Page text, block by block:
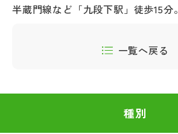
半蔵門線など「九段下駅」徒歩15分。
一覧へ戻る
種別